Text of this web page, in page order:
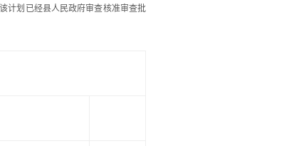
计划已经县人民政府审查核准审查批